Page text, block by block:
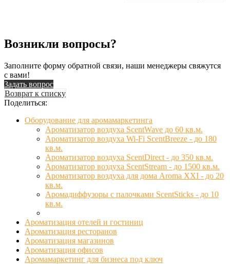
Возникли вопросы?
Заполните форму обратной связи, наши менеджеры свяжутся
с вами!
Задать вопрос
Возврат к списку
Поделиться:
Оборудование для аромамаркетинга
Ароматизатор воздуха ScentWave до 60 кв.м.
Ароматизатор воздуха Wi-Fi ScentBreeze - до 180
кв.м.
Ароматизатор воздуха ScentDirect - до 350 кв.м.
Ароматизатор воздуха ScentStream - до 1500 кв.м.
Ароматизатор воздуха для дома Aroma XXI - до 20
кв.м.
Аромадиффузоры с палочками ScentSticks - до 10
кв.м.
Ароматизация отелей и гостиниц
Ароматизация ресторанов
Ароматизация магазинов
Ароматизация офисов
Аромамаркетинг для бизнеса под ключ